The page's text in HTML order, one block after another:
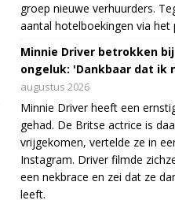
groep nieuwe verhuurders.
aantal hotelboekingen via het
Minnie Driver betrokken
ongeluk: 'Dankbaar dat ik
augustus 2026
Minnie Driver heeft een
gehad. De Britse actrice is
vrijgekomen, vertelde ze in
Instagram. Driver filmde
een nekbrace en zei dat ze
leeft.